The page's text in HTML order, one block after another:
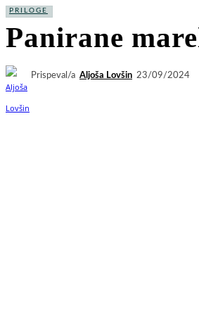
PRILOGE
Panirane
Prispeval/a Aljoša Lovšin 23/09/2024